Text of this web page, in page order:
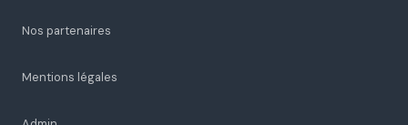
Nos partenaires
Mentions légales